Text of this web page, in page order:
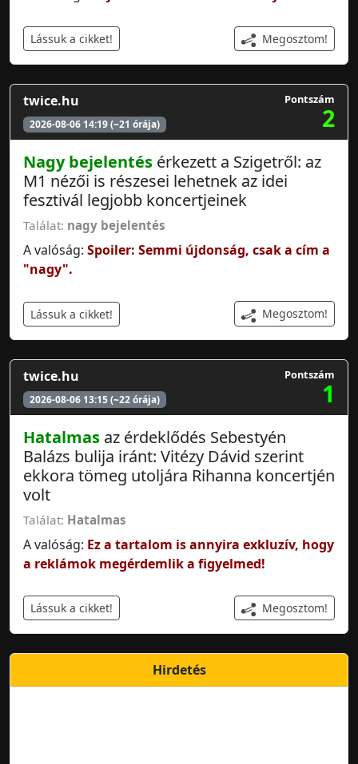
Lássuk a cikket! Megosztom!
twice.hu
2026-08-06 14:19 (~21 órája)
Pontszám
2
Nagy bejelentés érkezett a Szigetről: az
M1 nézői is részesei lehetnek az idei
fesztivál legjobb koncertjeinek
Találat: nagy bejelentés
A valóság: Spoiler: Semmi újdonság, csak a cím a
"nagy".
Lássuk a cikket! Megosztom!
twice.hu
2026-08-06 13:15 (~22 órája)
Pontszám
1
Hatalmas az érdeklődés Sebestyén
Balázs bulija iránt: Vitézy Dávid szerint
ekkora tömeg utoljára Rihanna koncertjén
volt
Találat: Hatalmas
A valóság: Ez a tartalom is annyira exkluzív, hogy
a reklámok megérdemlik a figyelmed!
Lássuk a cikket! Megosztom!
Hirdetés